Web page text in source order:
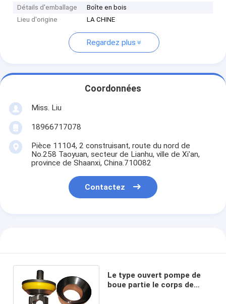
Détails d'emballage
Boîte en bois
Lieu d'origine
LA CHINE
Regardez plus
Coordonnées
Miss. Liu
18966717078
Pièce 11104, 2 construisant, route du nord de
No.258 Taoyuan, secteur de Lianhu, ville de Xi'an,
province de Shaanxi, China.710082
Contactez
Le type ouvert pompe de
boue partie le corps de